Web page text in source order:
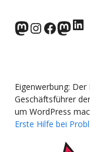
Instagram
wp-
Eigenwerbung:
Geschäftsführer
um WordPress
Erste Hilfe bei